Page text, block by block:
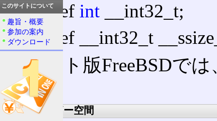
typedef int __int32_t;
typedef __int32_t
32ビット版FreeBSDで
る。
Linuxユーザー空間
このサイトについて
趣旨・概要
参加の案内
ダウンロード